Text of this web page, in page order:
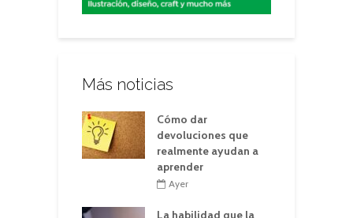
Más noticias
Cómo dar
devoluciones que
realmente ayudan a
aprender
Ayer
La habilidad que la